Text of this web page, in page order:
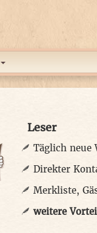
Leser
Täglich neue
Direkter
Merkliste,
weitere